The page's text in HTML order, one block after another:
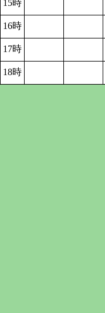
15時
16時
17時
18時